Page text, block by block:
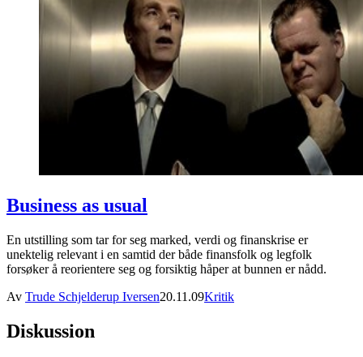
Business as usual
En utstilling som tar for seg marked, verdi og finanskrise er
unektelig relevant i en samtid der både finansfolk og legfolk
forsøker å reorientere seg og forsiktig håper at bunnen er nådd.
Av Trude Schjelderup Iversen20.11.09Kritik
Diskussion